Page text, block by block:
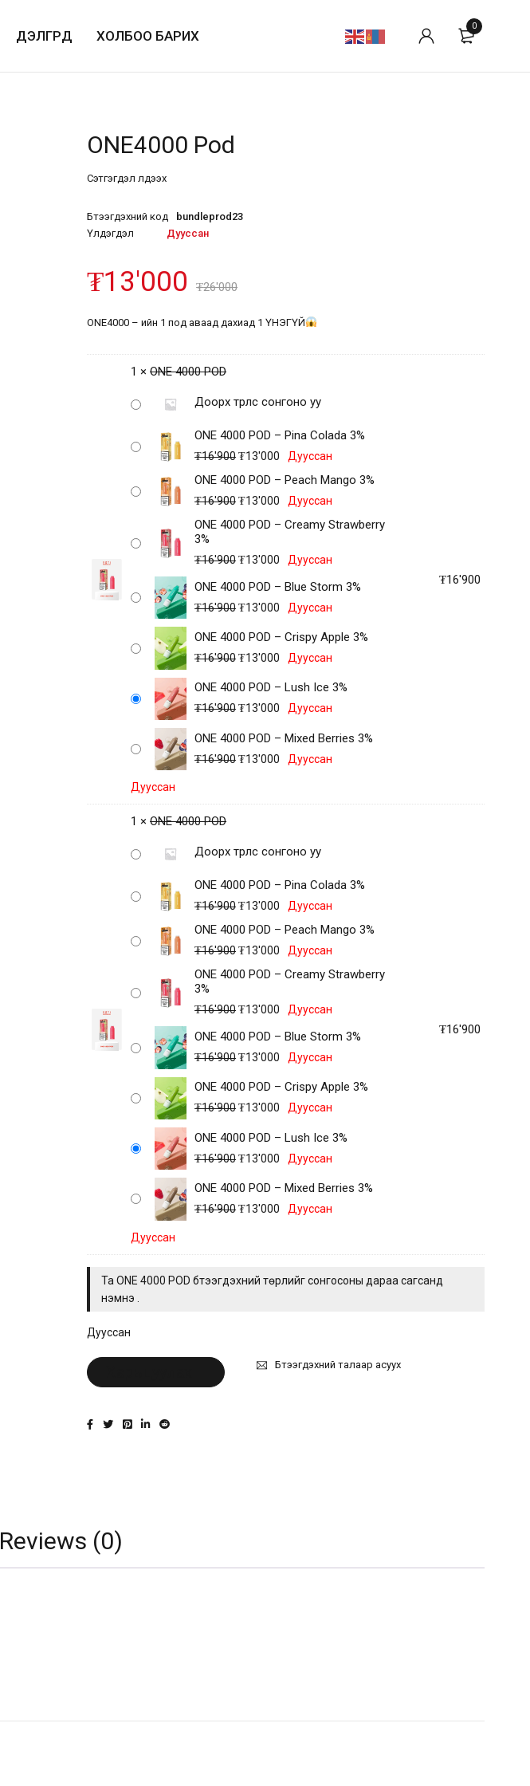
ДЭЛГҮҮРҮҮД ХОЛБОО БАРИХ
0
ONE4000 Pod
Сэтгэгдэл үлдээх
Бүтээгдэхүүний код
bundleprod23
Үлдэгдэл
Дууссан
₮26'000
₮13'000
ONE4000 – ийн 1 под аваад дахиад 1 ҮНЭГҮЙ
1 ×ONE 4000 POD
Доорх төрлөөс сонгоно уу
ONE 4000 POD – Pina Colada 3%
₮16'900₮13'000 Дууссан
ONE 4000 POD – Peach Mango 3%
₮16'900₮13'000 Дууссан
ONE 4000 POD – Creamy Strawberry
3%
₮16'900₮13'000 Дууссан
ONE 4000 POD – Blue Storm 3%
₮16'900₮13'000 Дууссан
ONE 4000 POD – Crispy Apple 3%
₮16'900₮13'000 Дууссан
ONE 4000 POD – Lush Ice 3%
₮16'900₮13'000 Дууссан
ONE 4000 POD – Mixed Berries 3%
₮16'900₮13'000 Дууссан
Дууссан
₮16'900
1 ×ONE 4000 POD
Доорх төрлөөс сонгоно уу
ONE 4000 POD – Pina Colada 3%
₮16'900₮13'000 Дууссан
ONE 4000 POD – Peach Mango 3%
₮16'900₮13'000 Дууссан
ONE 4000 POD – Creamy Strawberry
3%
₮16'900₮13'000 Дууссан
ONE 4000 POD – Blue Storm 3%
₮16'900₮13'000 Дууссан
ONE 4000 POD – Crispy Apple 3%
₮16'900₮13'000 Дууссан
ONE 4000 POD – Lush Ice 3%
₮16'900₮13'000 Дууссан
ONE 4000 POD – Mixed Berries 3%
₮16'900₮13'000 Дууссан
Дууссан
₮16'900
ТаONE 4000 POD бүтээгдэхүүний төрлийг сонгосоны дараа сагсанд
нэмнэ үү.
Дууссан
Бүтээгдэхүүний талаар асуух
Reviews (0)